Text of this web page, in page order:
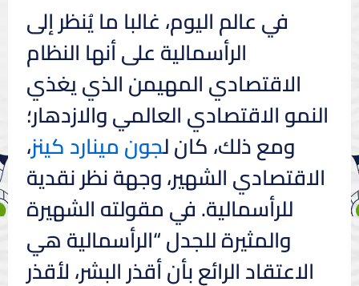
في عالم اليوم، غالبا ما يُنظر إلى
الرأسمالية على أنها النظام
الاقتصادي المهيمن الذي يغذي
النمو الاقتصادي العالمي والازدهار؛
ومع ذلك، كان لجون مينارد كينز،
الاقتصادي الشهير، وجهة نظر نقدية
للرأسمالية. في مقولته الشهيرة
والمثيرة للجدل “الرأسمالية هي
الاعتقاد الرائع بأن أقذر البشر، لأقذر